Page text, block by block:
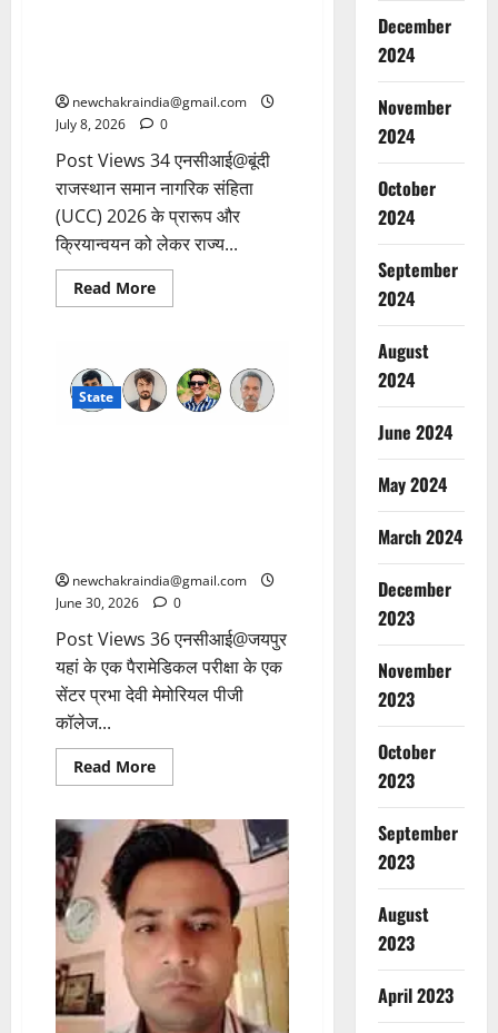
newchakraindia@gmail.com
July 8, 2026
0
Post Views 34 एनसीआई@बूंदी
राजस्थान समान नागरिक संहिता
(UCC) 2026 के प्रारूप और
क्रियान्वयन को लेकर राज्य...
Read More
State
newchakraindia@gmail.com
June 30, 2026
0
Post Views 36 एनसीआई@जयपुर
यहां के एक पैरामेडिकल परीक्षा के एक
सेंटर प्रभा देवी मेमोरियल पीजी
कॉलेज...
Read More
December
2024
November
2024
October
2024
September
2024
August
2024
June 2024
May 2024
March 2024
December
2023
November
2023
October
2023
September
2023
August
2023
April 2023